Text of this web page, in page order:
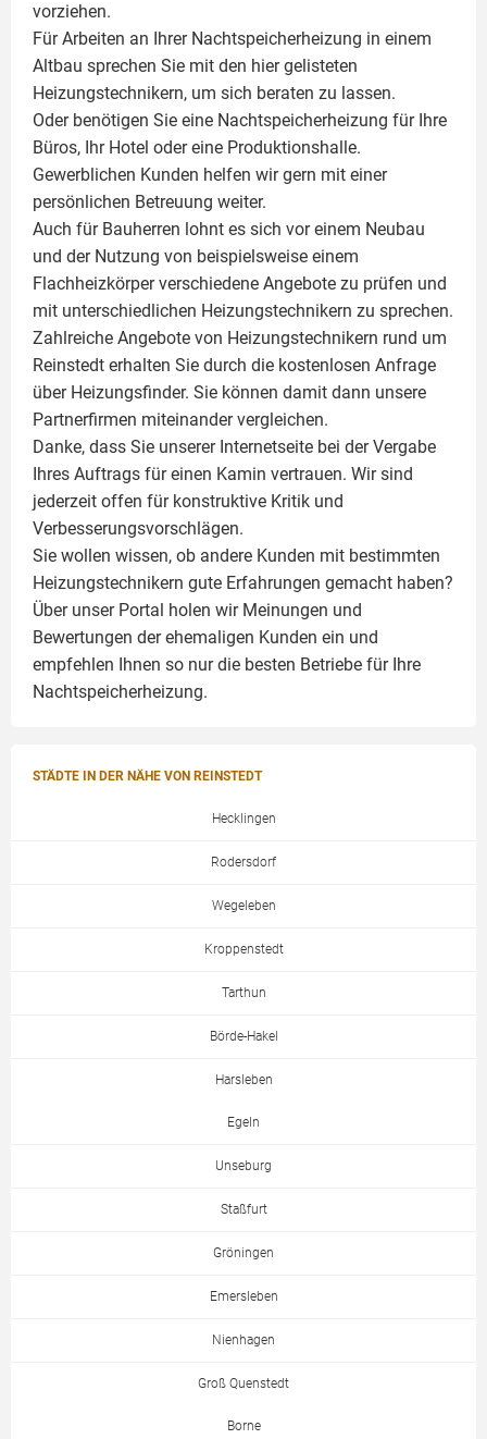
vorziehen.
Für Arbeiten an Ihrer Nachtspeicherheizung in einem
Altbau sprechen Sie mit den hier gelisteten
Heizungstechnikern, um sich beraten zu lassen.
Oder benötigen Sie eine Nachtspeicherheizung für Ihre
Büros, Ihr Hotel oder eine Produktionshalle.
Gewerblichen Kunden helfen wir gern mit einer
persönlichen Betreuung weiter.
Auch für Bauherren lohnt es sich vor einem Neubau
und der Nutzung von beispielsweise einem
Flachheizkörperverschiedene Angebote zu prüfen und
mit unterschiedlichen Heizungstechnikern zu sprechen.
Zahlreiche Angebote von Heizungstechnikern rund um
Reinstedt erhalten Sie durch die kostenlosen Anfrage
über Heizungsfinder. Sie können damit dann unsere
Partnerfirmen miteinander vergleichen.
Danke, dass Sie unserer Internetseite bei der Vergabe
Ihres Auftrags für einen Kamin vertrauen. Wir sind
jederzeit offen für konstruktive Kritik und
Verbesserungsvorschlägen.
Sie wollen wissen, ob andere Kunden mit bestimmten
Heizungstechnikern gute Erfahrungen gemacht haben?
Über unser Portal holen wir Meinungen und
Bewertungen der ehemaligen Kunden ein und
empfehlen Ihnen so nur die besten Betriebe für Ihre
Nachtspeicherheizung.
STÄDTE IN DER NÄHE VON REINSTEDT
Hecklingen
Rodersdorf
Wegeleben
Kroppenstedt
Tarthun
Börde-Hakel
Harsleben
Egeln
Unseburg
Staßfurt
Gröningen
Emersleben
Nienhagen
Groß Quenstedt
Borne